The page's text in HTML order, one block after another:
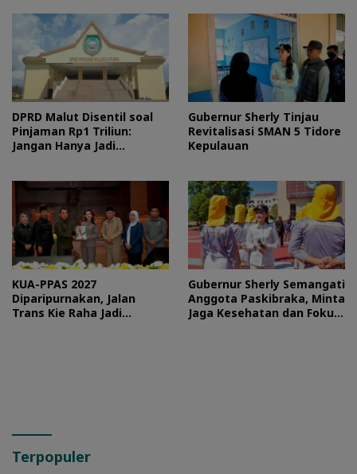
DPRD Malut Disentil soal
Pinjaman Rp1 Triliun:
Jangan Hanya Jadi
Gubernur Sherly Tinjau
Revitalisasi SMAN 5 Tidore
Kepulauan
KUA-PPAS 2027
Diparipurnakan, Jalan
Trans Kie Raha Jadi
Gubernur Sherly Semangati
Anggota Paskibraka, Minta
Jaga Kesehatan dan Fokus
Terpopuler